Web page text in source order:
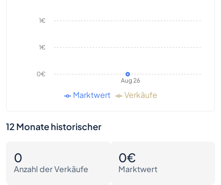
Aug 26
0€
1€
1€
Marktwert Verkäufe
12 Monate historischer
0
Anzahl der Verkäufe
0€
Marktwert